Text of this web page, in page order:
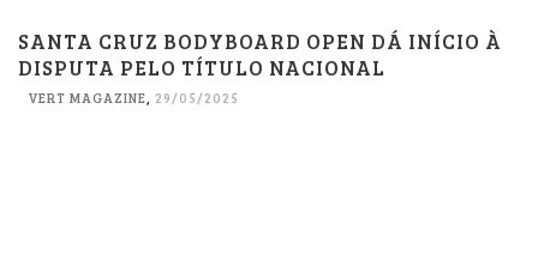
SANTA CRUZ BODYBOARD OPEN DÁ INÍCIO À
DISPUTA PELO TÍTULO NACIONAL
VERT MAGAZINE 29/05/2025